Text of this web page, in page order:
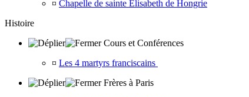
¤ Chapelle de sainte Elisabeth de Hongrie
Histoire
Cours et Conférences
¤ Les 4 martyrs franciscains
Frères à Paris